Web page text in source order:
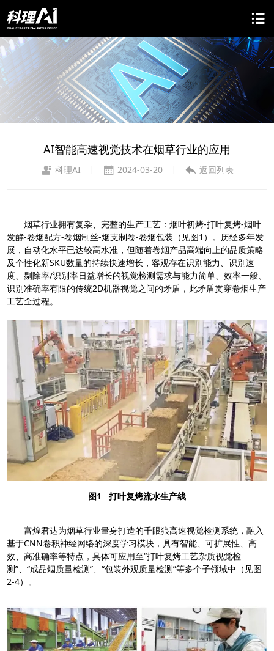
AI智能高速视觉技术在烟草行业的应用
科理AI | 2024-03-20 | 返回列表
烟草行业拥有复杂、完整的生产工艺：烟叶初烤-打叶复烤-烟叶
发酵-卷烟配方-卷烟制丝-烟支制卷-卷烟包装（见图1）。历经多年发
展，自动化水平已达较高水准，但随着卷烟产品高端向上的品质策略
及个性化新SKU数量的持续快速增长，客观存在识别能力、识别速
度、剔除率/识别率日益增长的视觉检测需求与能力简单、效率一般、
识别准确率有限的传统2D机器视觉之间的矛盾，此矛盾贯穿卷烟生产
工艺全过程。
图1 打叶复烤流水生产线
富煌君达为烟草行业量身打造的千眼狼高速视觉检测系统，融入
基于CNN卷积神经网络的深度学习模块，具有智能、可扩展性、高
效、高准确率等特点，具体可应用至“打叶复烤工艺杂质视觉检
测”、“成品烟质量检测”、“包装外观质量检测”等多个子领域中（见图
2-4）。